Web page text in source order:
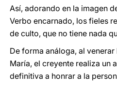
Así, adorando en la imagen
Verbo encarnado, los fieles
de culto, que no tiene nada
De forma análoga, al
María, el creyente realiza un
definitiva a honrar a la